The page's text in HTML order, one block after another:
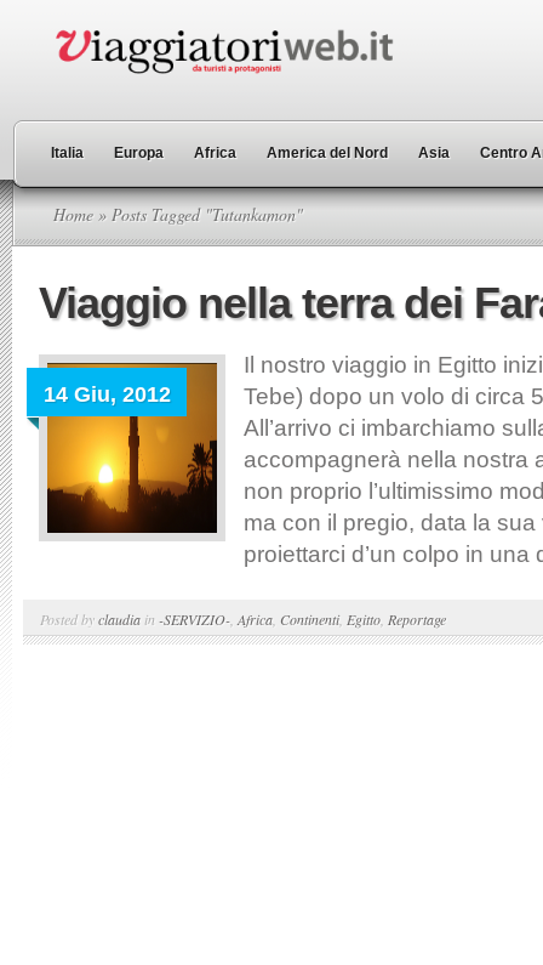
Italia Europa Africa America del Nord Asia Centro
Home » Posts Tagged "Tutankamon"
Viaggio nella terra dei
14 Giu, 2012
Il nostro viaggio in Egitto
Tebe) dopo un volo di circa
All’arrivo ci imbarchiamo
accompagnerà nella nostra
non proprio l’ultimissimo
ma con il pregio, data la
proiettarci d’un colpo in una
Posted byclaudia in -SERVIZIO- Africa Continenti, Egitto Reportage